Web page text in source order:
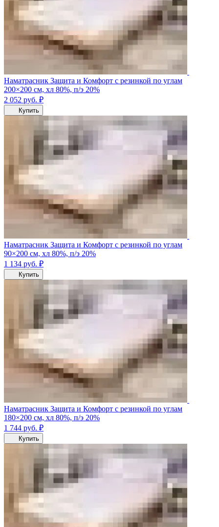
Наматрасник Защита и Комфорт с резинкой по углам
200×200 см, хл 80%, п/э 20%
2 052 руб. ₽
Купить
Наматрасник Защита и Комфорт с резинкой по углам
90×200 см, хл 80%, п/э 20%
1 134 руб. ₽
Купить
Наматрасник Защита и Комфорт с резинкой по углам
180×200 см, хл 80%, п/э 20%
1 744 руб. ₽
Купить